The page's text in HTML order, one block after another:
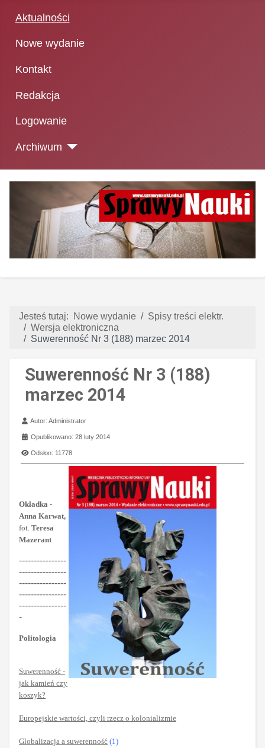
Aktualności
Nowe wydanie
Kontakt
Redakcja
Logowanie
Archiwum
Jesteś tutaj: Nowe wydanie
Spisy treści elektr.
Wersja elektroniczna
Suwerenność Nr 3 (188) marzec 2014
Suwerenność Nr 3 (188)
marzec 2014
Szczegóły
Autor:Administrator
Opublikowano: 28 luty 2014
Odsłon: 11778
Okładka -
Anna Karwat,
fot. Teresa
Mazerant
----------------
----------------
----------------
----------------
----------------
-
Politologia
Suwerenność -
jak kamień czy
koszyk?
Europejskie wartości, czyli rzecz o kolonializmie
Globalizacja a suwerenność (1)